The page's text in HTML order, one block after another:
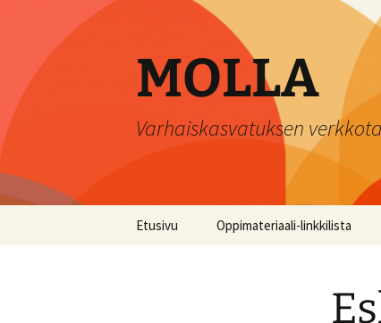
MOLLA
Varhaiskasvatuksen
Etusivu Oppimateriaali-linkkilista